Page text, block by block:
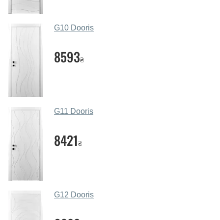
через мессенджеры, онлайн чат или непосредственно
преимущества ваших межкомнатных
Каркас полотна межкомнатных дверей производится
покрывается МДФ накладками толщиной 20 мм.
выходит очень крепкой и надежной.
Какие дверные полотна посоветуете?
Наши рекомендации зависят от необходимых
параметров, Вашего бюджета и других факторов.
Подбор дверных полотен ведется индивидуально для
G10 Dooris
8593₴
G11 Dooris
8421₴
G12 Dooris